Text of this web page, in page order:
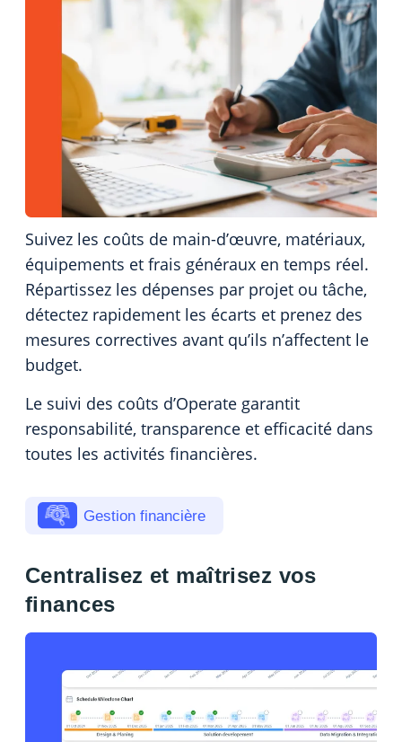
Suivez les coûts de main-d’œuvre, matériaux,
équipements et frais généraux en temps réel.
Répartissez les dépenses par projet ou tâche,
détectez rapidement les écarts et prenez des
mesures correctives avant qu’ils n’affectent le
budget.
Le suivi des coûts d’Operate garantit
responsabilité, transparence et efficacité dans
toutes les activités financières.
Gestion financière
Centralisez et maîtrisez vos
finances